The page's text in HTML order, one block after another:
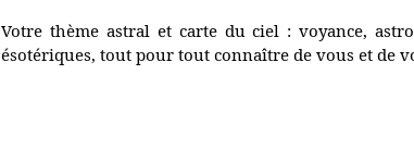
Votre thème astral et carte du ciel : voyance,
ésotériques, tout pour tout connaître de vous et de